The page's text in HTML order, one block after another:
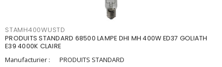
STAMH400WUSTD
PRODUITS STANDARD 68500 LAMPE DHI MH 400W ED37 GOLIATH
E39 4000K CLAIRE
Manufacturier :
PRODUITS STANDARD